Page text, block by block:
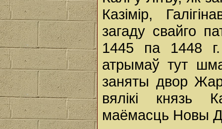
Казімір,
загаду свайго
1445 па 1448 г.
атрымаў тут
заняты двор
вялікі князь
маёмасць Новы